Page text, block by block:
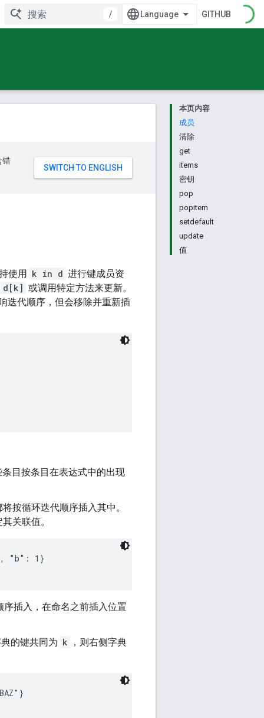
/ GITHUB
本页内容
成员
清除
get
items
密钥
pop
popitem
setdefault
update
值
错
使用 k in d 进行键成员资
d[k] 或调用特定方法来更新。
迭代顺序，但会移除并重新插
目按条目在表达式中的出现
按循环迭代顺序插入其中。
关联值。
"b": 1}
插入，在命名之前插入位置
的键共同为 k
，则右侧字典